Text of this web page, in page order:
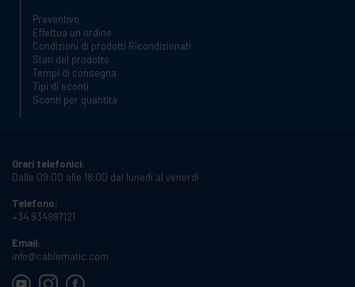
Preventivo
Effettua un ordine
Condizioni di prodotti Ricondizionati
Stati del prodotto
Tempi di consegna
Tipi di sconti
Sconti per quantità
Orari telefonici:
Dalle 09:00 alle 18:00 dal lunedì al venerdì
Telefono:
+34 934987121
Email:
info@cablematic.com